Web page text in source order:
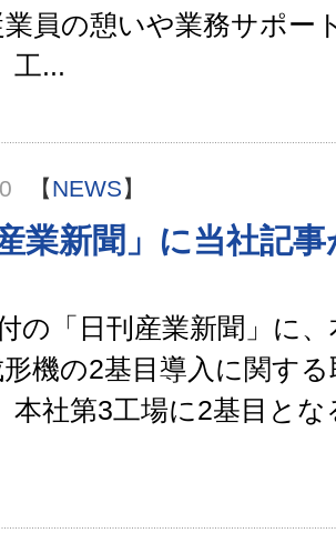
員の憩いや業務サポー
工...
【NEWS】
産業新聞」に当社記
の「日刊産業新聞」に
形機の2基目導入に関す
本社第3工場に2基目と